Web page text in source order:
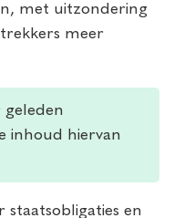
met uitzondering
meer
geleden
inhoud hiervan
staatsobligaties en